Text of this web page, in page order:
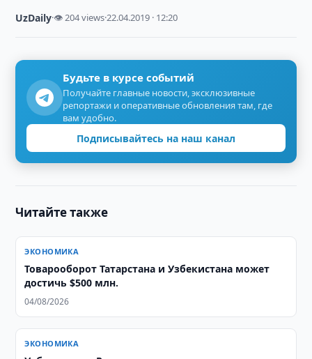
UzDaily·👁 204 views·22.04.2019 · 12:20
Будьте в курсе событий
Получайте главные новости, эксклюзивные
репортажи и оперативные обновления там, где
вам удобно.
Подписывайтесь на наш канал
Читайте также
ЭКОНОМИКА
Товарооборот Татарстана и Узбекистана может
достичь $500 млн.
04/08/2026
ЭКОНОМИКА